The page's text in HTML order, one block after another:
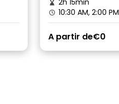
2h 15min
10:30 AM, 2:00 PM
A partir de€0